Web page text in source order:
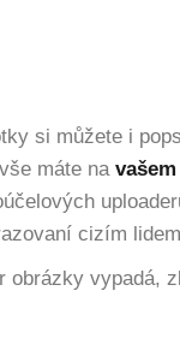
si můžete i
máte na
cizím
obrázky vypadá,